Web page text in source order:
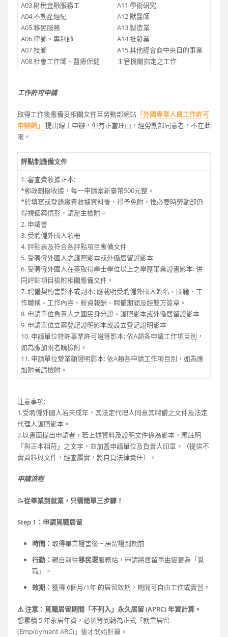
A03.財稅金融服務工
A04.不動產經紀
A05.移民服務
A06.律師、專利師
A07.技師
A08.社會工作師、醫療保健
A11.學術研究
A12.獸醫師
A13.製造業
A14.批發業
A15.其他經會商中央目的事業
主管機關指定之工作
工作許可申請
取得工作後應備妥相關文件至勞動部網站「外國專業人員工作許可
申辦網」 提出線上申辦，但有正當理由，經勞動部同意者，不在此
限。
評點制應備文件
1. 審查費收據正本:
*郵政劃撥收據，每一申請案新臺幣500元整。
*於填寫或登錄繳費收據資料後，得予免附，惟必要時勞動部仍
得視個案情形，請雇主檢附。
2. 申請書
3. 受聘僱外國人名冊
4. 評點表及符合各評點項目應備文件
5. 受聘僱外國人之護照影本或外僑居留證影本
6. 受聘僱外國人在臺取得學士學位以上之學歷畢業證書影本: 併
同評點項目檢附相關應備文件。
7. 聘僱契約書影本或副本: 應載明受聘僱外國人姓名、國籍、工
作職稱、工作內容、薪資報酬、聘僱期間及經雙方簽章。
8. 申請單位負責人之國民身分證、護照影本或外僑居留證影本
9. 申請單位立案登記證明影本或設立登記證明影本
10. 申請單位特許事業許可證等影本: 依A類各申請工作項目別，
如為應加附者請檢附。
11. 申請單位營業額證明影本: 依A類各申請工作項目別，如為應
加附者請檢附。
注意事項:
1.受聘僱外國人若未成年，其法定代理人同意其聘僱之文件及法定
代理人護照影本。
2.以書面提出申請者，若上述資料及證明文件係為影本，應註明
「與正本相符」之文字，並加蓋申請單位及負責人印章。（提供不
實資料與文件，經查屬實，將自負法律責任）。
申請流程
📝從畢業到就業，只需簡單三步驟！
Step 1：申請覓職居留
時間：取得畢業證書後 ~ 居留證到期前
行動：親自前往移民署服務站，申請將居留事由變更為「覓
職」。
效期：獲得 6個月/1年 的居留效期，期間可自由工作或實習。
⚠️ 注意：覓職居留期間「不列入」永久居留 (APRC) 年資計算。
想累積 5 年永居年資，必須等到轉為正式「就業居留
(Employment ARC)」後才開始計算。